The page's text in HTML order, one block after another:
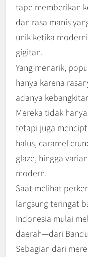
tape memberikan
dan rasa manis
unik ketika
gigitan.
Yang menarik,
hanya karena
adanya
Mereka tidak
tetapi juga
halus, caramel
glaze, hingga
modern.
Saat melihat
langsung teringat
Indonesia mulai
daerah—dari
Sebagian dari